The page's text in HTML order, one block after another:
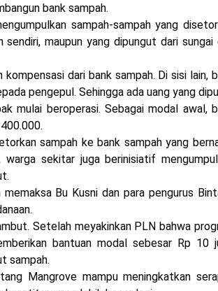
bank sampah.
sampah-sampah yang
maupun yang dipungut dari sungai
dari bank sampah. Di sisi lain,
pengepul. Sehingga ada uang yang
mulai beroperasi. Sebagai modal awal,
sampah ke bank sampah yang
sekitar juga berinisiatif
Bu Kusni dan para pengurus
Setelah meyakinkan PLN bahwa
bantuan modal sebesar Rp 10
sampah.
Mangrove mampu meningkatkan